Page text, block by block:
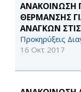
ΑΝΑΚΟΙΝΩΣΗ
ΘΕΡΜΑΝΣΗΣ
ΑΝΑΓΚΩΝ ΣΤΙΣ
Προκηρύξεις
16 Οκτ 2017